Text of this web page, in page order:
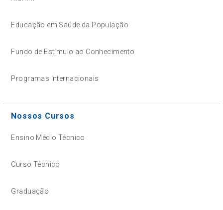
Educação em Saúde da População
Fundo de Estímulo ao Conhecimento
Programas Internacionais
Nossos Cursos
Ensino Médio Técnico
Curso Técnico
Graduação